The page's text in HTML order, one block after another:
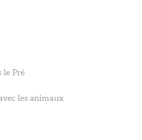
le Pré
les animaux